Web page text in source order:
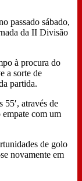
passado sábado,
da II Divisão
à procura do
a sorte de
partida.
através de
empate com um
de golo
novamente em